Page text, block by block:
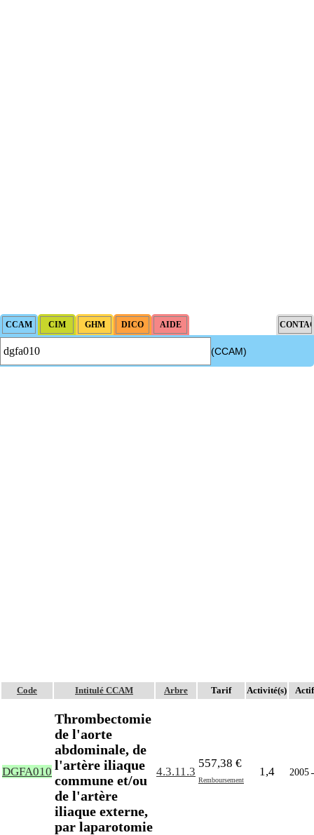
(CCAM)
Code Intitulé CCAM Arbre Tarif Activité(s) Actif
DGFA010
Thrombectomie
de l'aorte
abdominale, de
l'artère iliaque
commune et/ou
de l'artère
iliaque externe,
par laparotomie
4.3.11.3
557,38 €
Remboursement
1,4 2005